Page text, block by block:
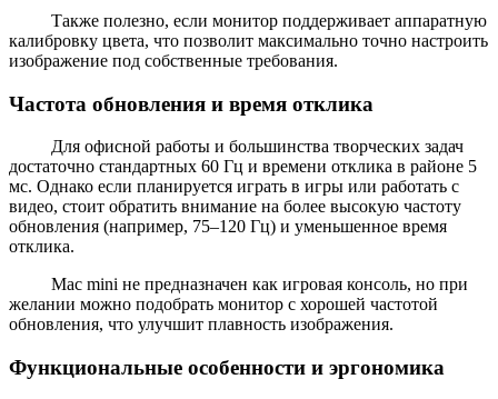
Также полезно, если монитор поддерживает аппаратную
калибровку цвета, что позволит максимально точно настроить
изображение под собственные требования.
Частота обновления и время отклика
Для офисной работы и большинства творческих задач
достаточно стандартных 60 Гц и времени отклика в районе 5
мс. Однако если планируется играть в игры или работать с
видео, стоит обратить внимание на более высокую частоту
обновления (например, 75–120 Гц) и уменьшенное время
отклика.
Mac mini не предназначен как игровая консоль, но при
желании можно подобрать монитор с хорошей частотой
обновления, что улучшит плавность изображения.
Функциональные особенности и эргономика